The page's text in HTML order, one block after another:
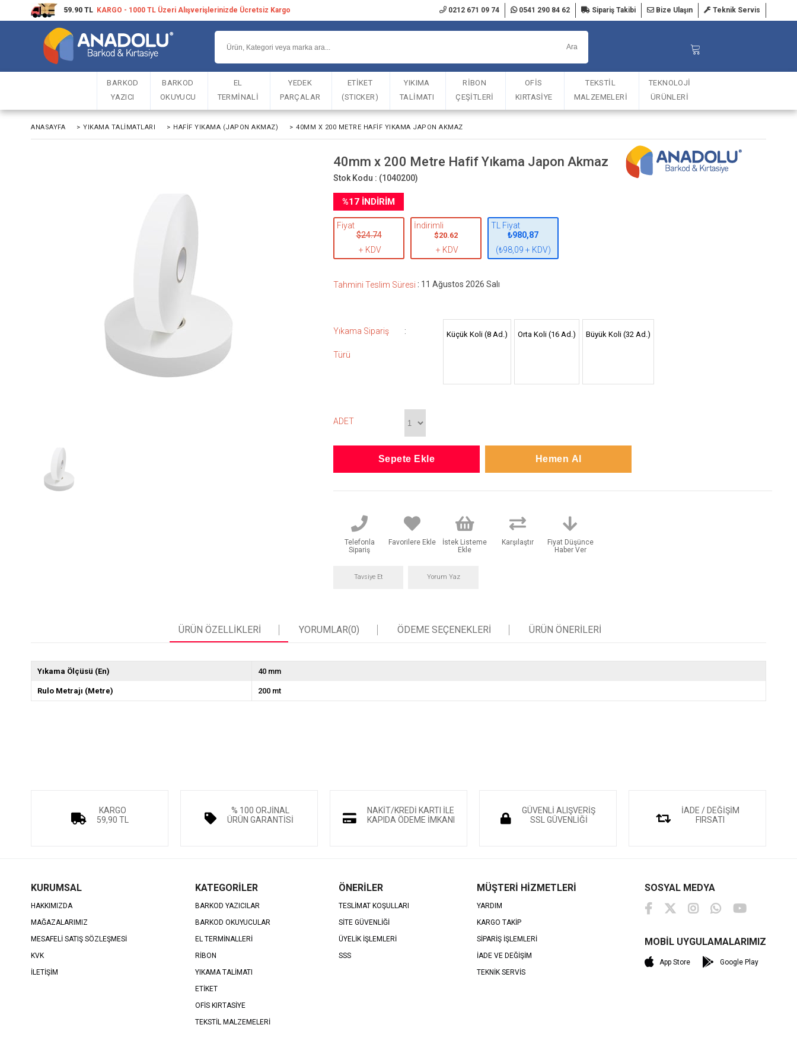
59.90 TL KARGO - 1000 TL Üzeri Alışverişlerinizde Ücretsiz Kargo 0212 671 09 74 0541 290 84 62 Sipariş Takibi Bize Ulaşın Teknik Servis
BARKOD
YAZICI
BARKOD
OKUYUCU
EL
TERMİNALİ
YEDEK
PARÇALAR
ETİKET
(STICKER)
YIKIMA
TALİMATI
RİBON
ÇEŞİTLERİ
OFİS
KIRTASİYE
TEKSTİL
MALZEMELERİ
TEKNOLOJİ
ÜRÜNLERİ
ANASAYFA > YIKAMA TALIMATLARI > HAFIF YIKAMA (JAPON AKMAZ) > 40MM X 200 METRE HAFIF YIKAMA JAPON AKMAZ
40mm x 200 Metre Hafif Yıkama Japon Akmaz
Stok Kodu : (1040200)
%17 İNDIRIM
Fiyat
$24.74
+ KDV
İndirimli
$20.62
+ KDV
TL Fiyat
₺980,87
(₺98,09 + KDV)
Tahmini Teslim Süresi : 11 Ağustos 2026 Salı
Yıkama Sipariş
Türü
: Küçük Koli (8 Ad.) Orta Koli (16 Ad.) Büyük Koli (32 Ad.)
ADET
Telefonla
Sipariş
Favorilere Ekle
İstek Listeme
Ekle
Karşılaştır
Fiyat Düşünce
Haber Ver
Tavsiye Et Yorum Yaz
ÜRÜN ÖZELLIKLERI YORUMLAR(0) ÖDEME SEÇENEKLERI ÜRÜN ÖNERILERI
Yıkama Ölçüsü (En) 40 mm
Rulo Metrajı (Metre) 200 mt
KARGO
59,90 TL
% 100 ORJİNAL
ÜRÜN GARANTİSİ
NAKİT/KREDİ KARTI İLE
KAPIDA ÖDEME İMKANI
GÜVENLİ ALIŞVERİŞ
SSL GÜVENLİĞİ
İADE / DEĞİŞİM
FIRSATI
KURUMSAL
HAKKIMIZDA
MAĞAZALARIMIZ
MESAFELİ SATIŞ SÖZLEŞMESİ
KVK
İLETİŞİM
KATEGORİLER
BARKOD YAZICILAR
BARKOD OKUYUCULAR
EL TERMİNALLERİ
RİBON
YIKAMA TALİMATI
ETİKET
OFİS KIRTASİYE
TEKSTİL MALZEMELERİ
ÖNERİLER
TESLİMAT KOŞULLARI
SİTE GÜVENLİĞİ
ÜYELİK İŞLEMLERİ
SSS
MÜŞTERİ HİZMETLERİ
YARDIM
KARGO TAKİP
SİPARİŞ İŞLEMLERİ
İADE VE DEĞİŞİM
TEKNİK SERVİS
SOSYAL MEDYA
MOBİL UYGULAMALARIMIZ
App Store Google Play